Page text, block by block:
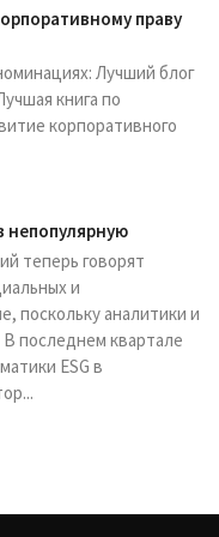
праву
Лучший блог
книга по
корпоративного
непопулярную
теперь говорят
и
поскольку аналитики и
последнем квартале
ESG в